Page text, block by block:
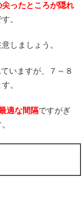
ったところが隠れ
。
しましょう。
いますが、７～８
。
適な間隔ですがぎ